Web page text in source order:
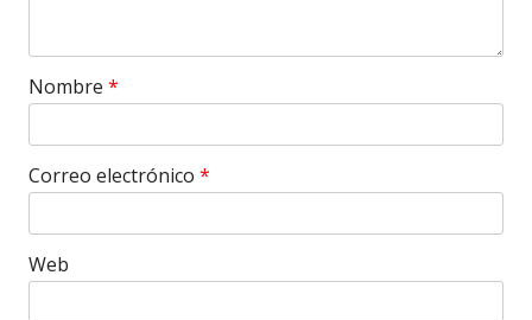
Nombre *
Correo electrónico *
Web